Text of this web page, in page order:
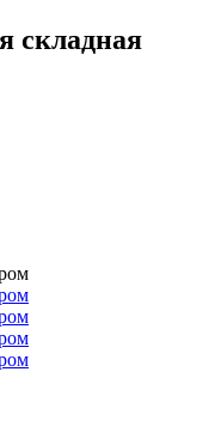
складная